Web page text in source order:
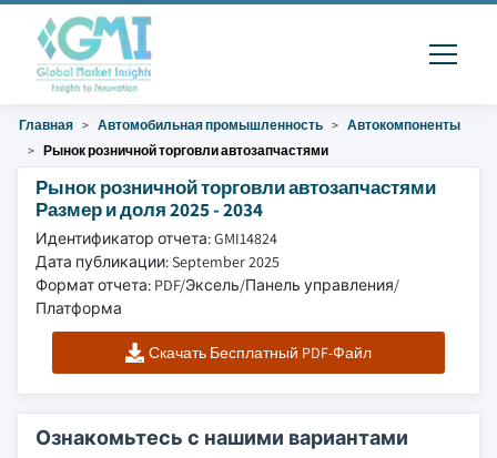
Главная Автомобильная промышленность
Автокомпоненты
Рынок розничной торговли автозапчастями
Рынок розничной торговли автозапчастями
Размер и доля 2025 - 2034
Идентификатор отчета: GMI14824
Дата публикации: September 2025
Формат отчета: PDF/Эксель/Панель управления/
Платформа
Скачать Бесплатный PDF-Файл
Ознакомьтесь с нашими вариантами